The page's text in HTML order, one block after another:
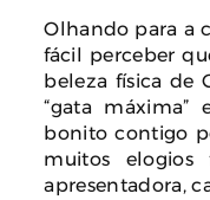
Olhando para a
fácil perceber
beleza física de
“gata máxima”
bonito contigo
muitos elogios
apresentadora,